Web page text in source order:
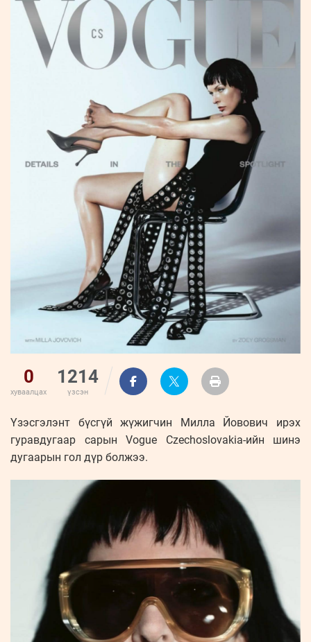
Бүртгүүлэх
Нэвтрэх
Бизнес
хөгжил
Leaderships
forum
ФОТО
УРЛАГ
ҮНДЭСНИЙ
ВИДЕО
ZUUNII
MEDEE
0
хуваалцах
1214
үзсэн
Үзэсгэлэнт бүсгүй жүжигчин Милла Йовович ирэх
гуравдугаар сарын Vogue Czechoslovakia-ийн шинэ
дугаарын гол дүр болжээ.